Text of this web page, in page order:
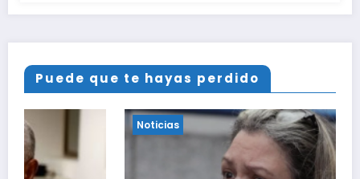
Puede que te hayas perdido